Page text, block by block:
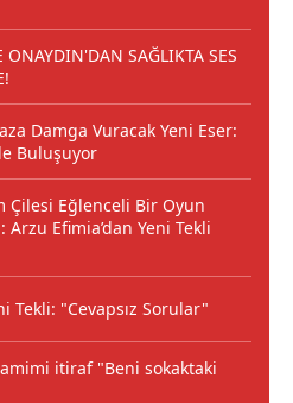
ONAYDIN'DAN SAĞLIKTA SES
Damga Vuracak Yeni Eser:
Buluşuyor
Çilesi Eğlenceli Bir Oyun
Arzu Efimia’dan Yeni Tekli
Tekli: "Cevapsız Sorular"
itiraf "Beni sokaktaki